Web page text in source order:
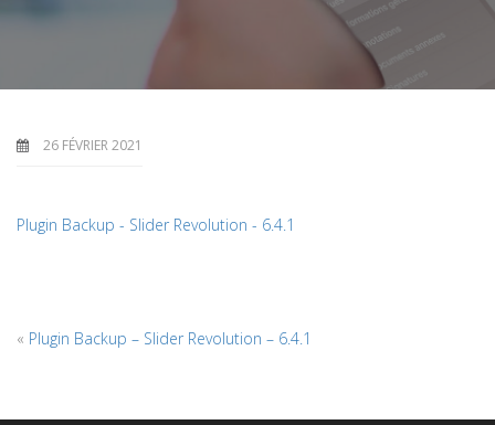
26 FÉVRIER 2021
Plugin Backup - Slider Revolution - 6.4.1
« Plugin Backup – Slider Revolution – 6.4.1